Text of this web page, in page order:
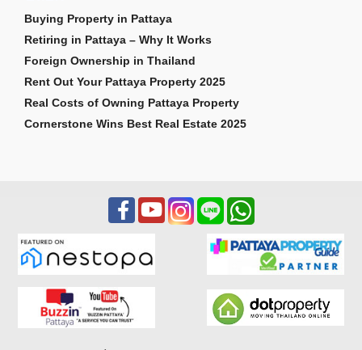
Buying Property in Pattaya
Retiring in Pattaya – Why It Works
Foreign Ownership in Thailand
Rent Out Your Pattaya Property 2025
Real Costs of Owning Pattaya Property
Cornerstone Wins Best Real Estate 2025